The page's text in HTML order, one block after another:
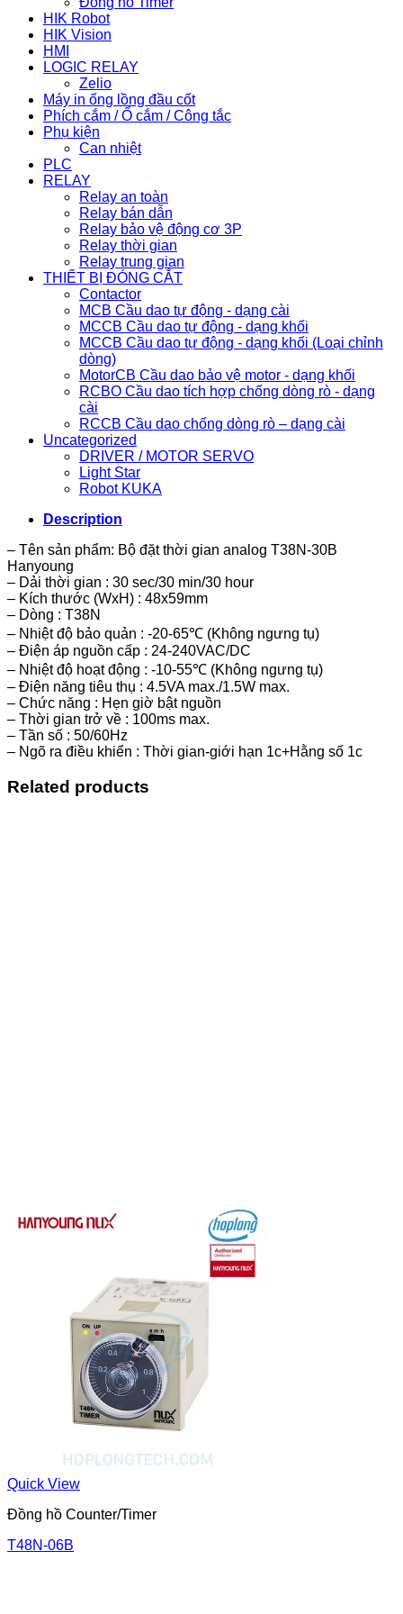
HIK Robot
HIK Vision
HMI
LOGIC RELAY
Zelio
Máy in ống lồng đầu cốt
Phích cắm / Ổ cắm / Công tắc
Phụ kiện
Can nhiệt
PLC
RELAY
Relay an toàn
Relay bán dẫn
Relay bảo vệ động cơ 3P
Relay thời gian
Relay trung gian
THIẾT BỊ ĐÓNG CẮT
Contactor
MCB Cầu dao tự động - dạng cài
MCCB Cầu dao tự động - dạng khối
MCCB Cầu dao tự động - dạng khối (Loại chỉnh
dòng)
MotorCB Cầu dao bảo vệ motor - dạng khối
RCBO Cầu dao tích hợp chống dòng rò - dạng
cài
RCCB Cầu dao chống dòng rò – dạng cài
Uncategorized
DRIVER / MOTOR SERVO
Light Star
Robot KUKA
Description
– Tên sản phẩm: Bộ đặt thời gian analog T38N-30B
Hanyoung
– Dải thời gian : 30 sec/30 min/30 hour
– Kích thước (WxH) : 48x59mm
– Dòng : T38N
– Nhiệt độ bảo quản : -20-65℃ (Không ngưng tụ)
– Điện áp nguồn cấp : 24-240VAC/DC
– Nhiệt độ hoạt động : -10-55℃ (Không ngưng tụ)
– Điện năng tiêu thụ : 4.5VA max./1.5W max.
– Chức năng : Hẹn giờ bật nguồn
– Thời gian trở về : 100ms max.
– Tần số : 50/60Hz
– Ngõ ra điều khiển : Thời gian-giới hạn 1c+Hằng số 1c
Related products
Quick View
Đồng hồ Counter/Timer
T48N-06B